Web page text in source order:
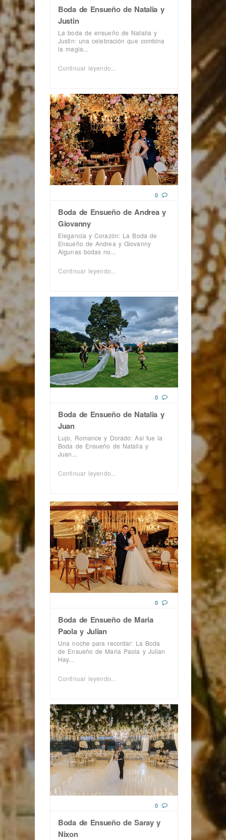
Boda de Ensueño de Natalia y
Justin
La boda de ensueño de Natalia y
Justin: una celebración que combina
la magia...
Continuar leyendo...
0
Boda de Ensueño de Andrea y
Giovanny
Elegancia y Corazón: La Boda de
Ensueño de Andrea y Giovanny
Algunas bodas no...
Continuar leyendo...
0
Boda de Ensueño de Natalia y
Juan
Lujo, Romance y Dorado: Así fue la
Boda de Ensueño de Natalia y
Juan...
Continuar leyendo...
0
Boda de Ensueño de Maria
Paola y Julian
Una noche para recordar: La Boda
de Ensueño de Maria Paola y Julian
Hay...
Continuar leyendo...
0
Boda de Ensueño de Saray y
Nixon